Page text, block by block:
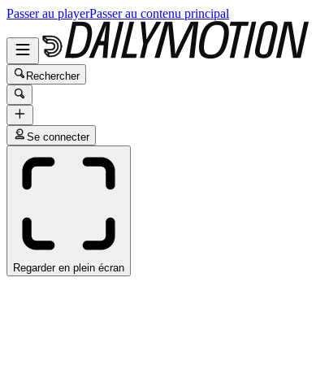
Passer au playerPasser au contenu principal
Rechercher
Se connecter
Regarder en plein écran